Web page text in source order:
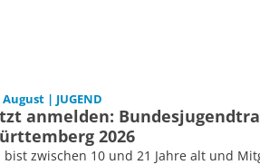
August | JUGEND
anmelden:
2026
bist zwischen 10 und 21 Jahre alt und